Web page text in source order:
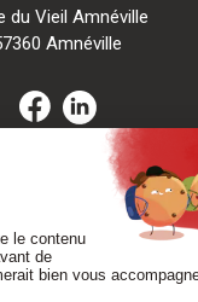
du Vieil Amnéville
Amnéville